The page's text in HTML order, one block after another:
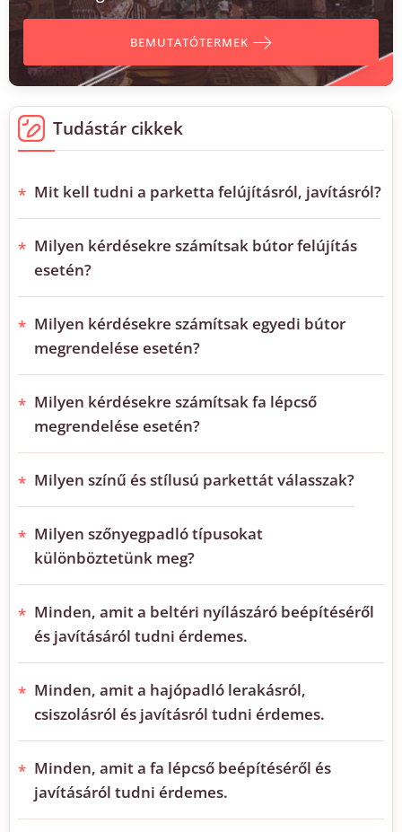
BEMUTATÓTERMEK
Tudástár cikkek
Mit kell tudni a parketta felújításról, javításról?
Milyen kérdésekre számítsak bútor felújítás
esetén?
Milyen kérdésekre számítsak egyedi bútor
megrendelése esetén?
Milyen kérdésekre számítsak fa lépcső
megrendelése esetén?
Milyen színű és stílusú parkettát válasszak?
Milyen szőnyegpadló típusokat
különböztetünk meg?
Minden, amit a beltéri nyílászáró beépítéséről
és javításáról tudni érdemes.
Minden, amit a hajópadló lerakásról,
csiszolásról és javításról tudni érdemes.
Minden, amit a fa lépcső beépítéséről és
javításáról tudni érdemes.